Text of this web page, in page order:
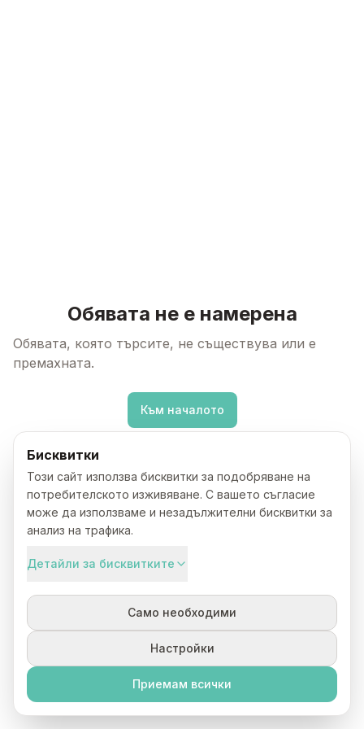
Обявата не е намерена
Обявата, която търсите, не съществува или е
премахната.
Към началото
Бисквитки
Този сайт използва бисквитки за подобряване на
потребителското изживяване. С вашето съгласие
може да използваме и незадължителни бисквитки за
анализ на трафика.
Детайли за бисквитките
Само необходими
Настройки
Приемам всички